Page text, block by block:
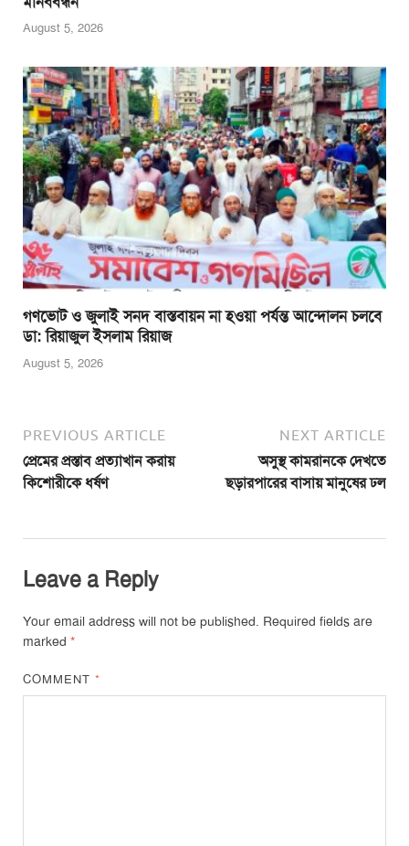
August 5, 2026
গণভোট ও জুলাই সনদ বাস্তবায়ন না হওয়া পর্যন্ত আন্দোলন চলবে
ডা: রিয়াজুল ইসলাম রিয়াজ
August 5, 2026
PREVIOUS ARTICLE
প্রেমের প্রস্তাব প্রত্যাখান করায়
কিশোরীকে ধর্ষণ
NEXT ARTICLE
অসুস্থ কামরানকে দেখতে
ছড়ারপারের বাসায় মানুষের ঢল
Leave a Reply
Your email address will not be published. Required fields are
marked *
COMMENT*